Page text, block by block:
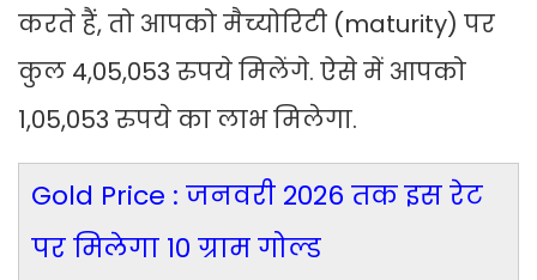
करते हैं, तो आपको मैच्योरिटी (maturity) पर
कुल 4,05,053 रुपये मिलेंगे. ऐसे में आपको
1,05,053 रुपये का लाभ मिलेगा.
Gold Price : जनवरी 2026 तक इस रेट
पर मिलेगा 10 ग्राम गोल्ड